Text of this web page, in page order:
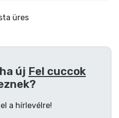
üres
új Fel cuccok
a hírlevélre!